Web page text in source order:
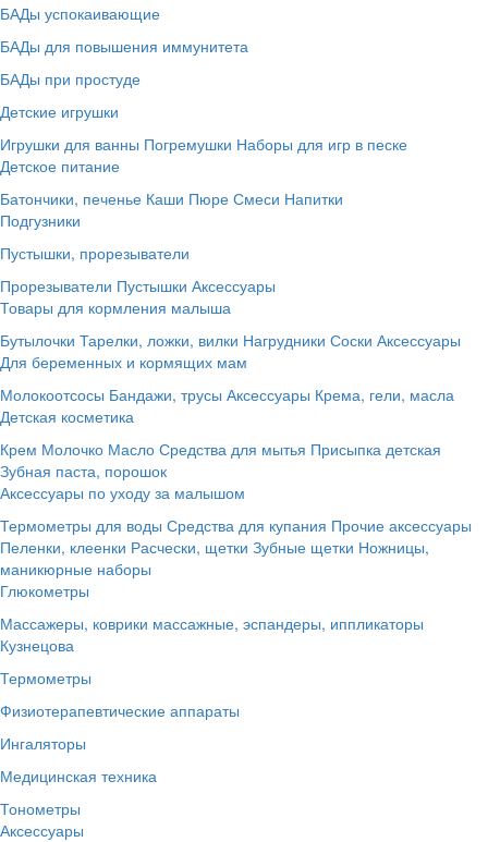
БАДы успокаивающие
БАДы для повышения иммунитета
БАДы при простуде
Детские игрушки
Игрушки для ванны Погремушки Наборы для игр в песке
Детское питание
Батончики, печенье Каши Пюре Смеси Напитки
Подгузники
Пустышки, прорезыватели
Прорезыватели Пустышки Аксессуары
Товары для кормления малыша
Бутылочки Тарелки, ложки, вилки Нагрудники Соски Аксессуары
Для беременных и кормящих мам
Молокоотсосы Бандажи, трусы Аксессуары Крема, гели, масла
Детская косметика
Крем Молочко Масло Средства для мытья Присыпка детская
Зубная паста, порошок
Аксессуары по уходу за малышом
Термометры для воды Средства для купания Прочие аксессуары
Пеленки, клеенки Расчески, щетки Зубные щетки Ножницы,
маникюрные наборы
Глюкометры
Массажеры, коврики массажные, эспандеры, иппликаторы
Кузнецова
Термометры
Физиотерапевтические аппараты
Ингаляторы
Медицинская техника
Тонометры
Аксессуары